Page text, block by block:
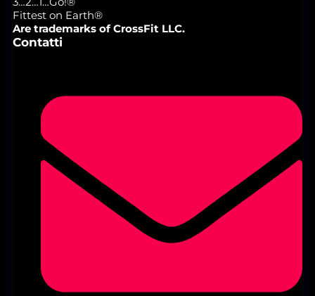
Fittest on Earth®
Are trademarks of CrossFit LLC.
Contatti